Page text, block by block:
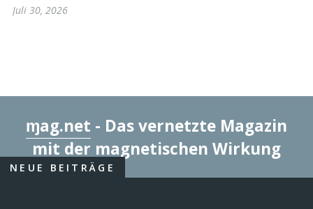
Juli 30, 2026
ɱag.net - Das vernetzte Magazin
mit der magnetischen Wirkung
NEUE BEITRÄGE